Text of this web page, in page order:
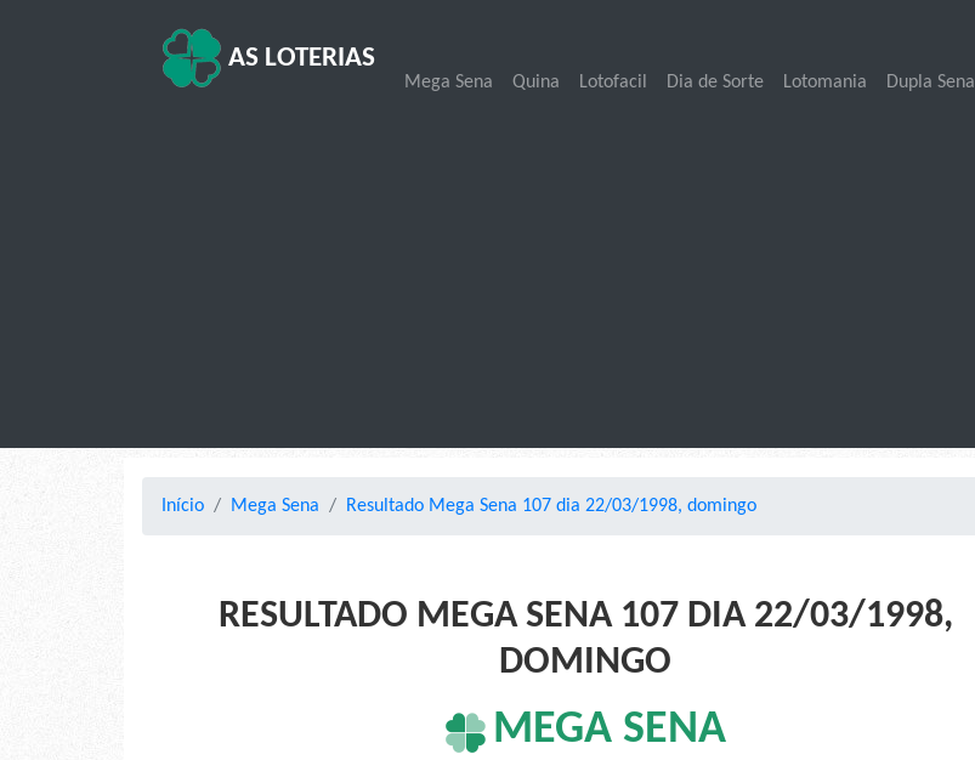
AS LOTERIAS
Mega Sena Quina Lotofacil Dia de Sorte Lotomania Dupla Sena
Início Mega Sena Resultado Mega Sena 107 dia 22/03/1998, domingo
RESULTADO MEGA SENA 107 DIA 22/03/1998,
DOMINGO
MEGA SENA